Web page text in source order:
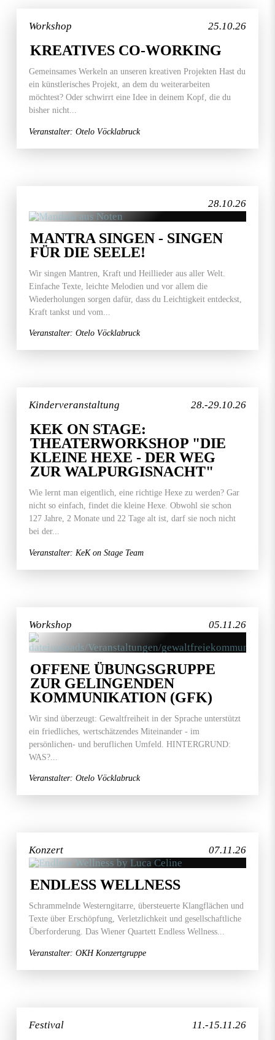
25.10.26
Workshop
KREATIVES CO-WORKING
Gemeinsames Werkeln an unseren kreativen Projekten Hast du
ein künstlerisches Projekt, an dem du weiterarbeiten
möchtest? Oder schwirrt eine Idee in deinem Kopf, die du
bisher nicht...
Veranstalter: Otelo Vöcklabruck
28.10.26
MANTRA SINGEN - SINGEN
FÜR DIE SEELE!
Wir singen Mantren, Kraft und Heillieder aus aller Welt.
Einfache Texte, leichte Melodien und vor allem die
Wiederholungen sorgen dafür, dass du Leichtigkeit entdeckst,
Kraft tankst und vom...
Veranstalter: Otelo Vöcklabruck
28.-29.10.26
Kinderveranstaltung
KEK ON STAGE:
THEATERWORKSHOP "DIE
KLEINE HEXE - DER WEG
ZUR WALPURGISNACHT"
Wie lernt man eigentlich, eine richtige Hexe zu werden? Gar
nicht so einfach, findet die kleine Hexe. Obwohl sie schon
127 Jahre, 2 Monate und 22 Tage alt ist, darf sie noch nicht
bei der...
Veranstalter: KeK on Stage Team
05.11.26
Workshop
OFFENE ÜBUNGSGRUPPE
ZUR GELINGENDEN
KOMMUNIKATION (GFK)
Wir sind überzeugt: Gewaltfreiheit in der Sprache unterstützt
ein friedliches, wertschätzendes Miteinander - im
persönlichen- und beruflichen Umfeld. HINTERGRUND:
WAS?...
Veranstalter: Otelo Vöcklabruck
07.11.26
Konzert
ENDLESS WELLNESS
Schrammelnde Westerngitarre, übersteuerte Klangflächen und
Texte über Erschöpfung, Verletzlichkeit und gesellschaftliche
Überforderung. Das Wiener Quartett Endless Wellness...
Veranstalter: OKH Konzertgruppe
11.-15.11.26
Festival